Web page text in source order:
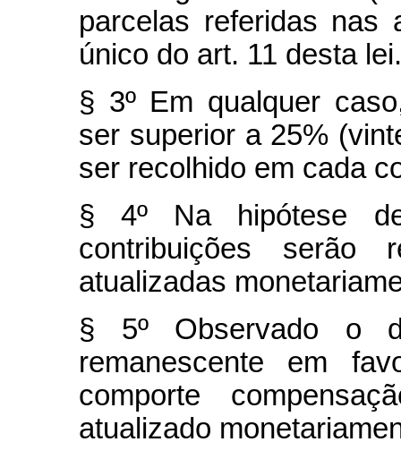
parcelas referidas
único do art. 11 desta lei.
§ 3º Em qualquer
ser superior a 25%
ser recolhido em cada
§ 4º Na hipótese
contribuições serão
atualizadas
§ 5º Observado o
remanescente em
comporte
atualizado